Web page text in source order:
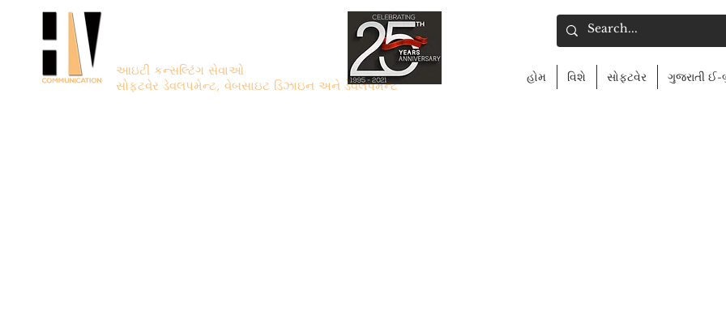
આઇટી કન્સલ્ટિંગ સેવાઓ
સોફ્ટવેર ડેવલપમેન્ટ, વેબસાઇટ ડિઝાઇન અને ડેવલપમેન્ટ
હોમ વિશે સોફ્ટવેર ગુજરાતી